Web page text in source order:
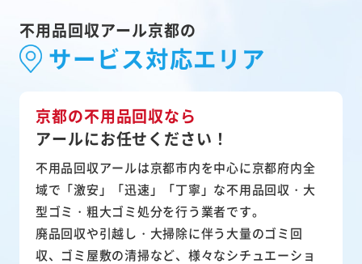
不用品回収アール京都の
サービス対応エリア
京都の不用品回収なら
アールにお任せください！
不用品回収アールは京都市内を中心に京都府内全
域で「激安」「迅速」「丁寧」な不用品回収・大
型ゴミ・粗大ゴミ処分を行う業者です。
廃品回収や引越し・大掃除に伴う大量のゴミ回
収、ゴミ屋敷の清掃など、様々なシチュエーショ